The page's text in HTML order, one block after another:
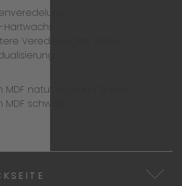
Hartwachs
Veredelungen:
MDF natur, Abstand 15 mm
MDF schwarz